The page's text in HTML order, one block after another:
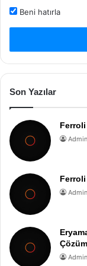
Beni hatırla
Son Yazılar
Ferroli
Admin
Admin
Admin